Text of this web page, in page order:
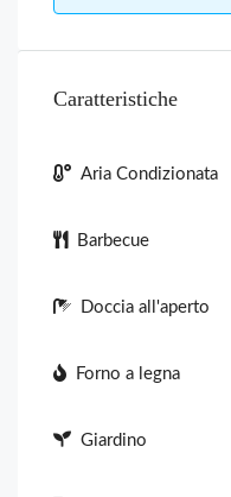
Caratteristiche
Aria Condizionata
Barbecue
Doccia all'aperto
Forno a legna
Giardino